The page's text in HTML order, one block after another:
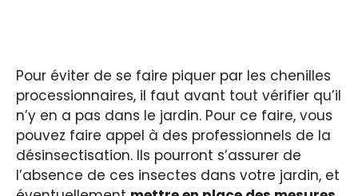
Pour éviter de se faire piquer par les chenilles
processionnaires, il faut avant tout vérifier qu’il
n’y en a pas dans le jardin. Pour ce faire, vous
pouvez faire appel à des professionnels de la
désinsectisation. Ils pourront s’assurer de
l’absence de ces insectes dans votre jardin, et